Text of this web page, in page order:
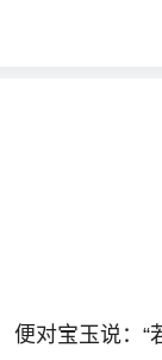
宝玉说：“